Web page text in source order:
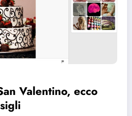
Valentino, ecco